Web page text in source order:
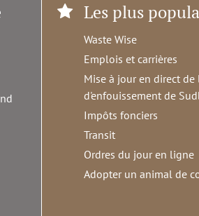
Les plus
Waste Wise
Emplois et carrières
Mise à jour en direct de
d'enfouissement de
Impôts fonciers
Transit
Ordres du jour en ligne
Adopter un animal de